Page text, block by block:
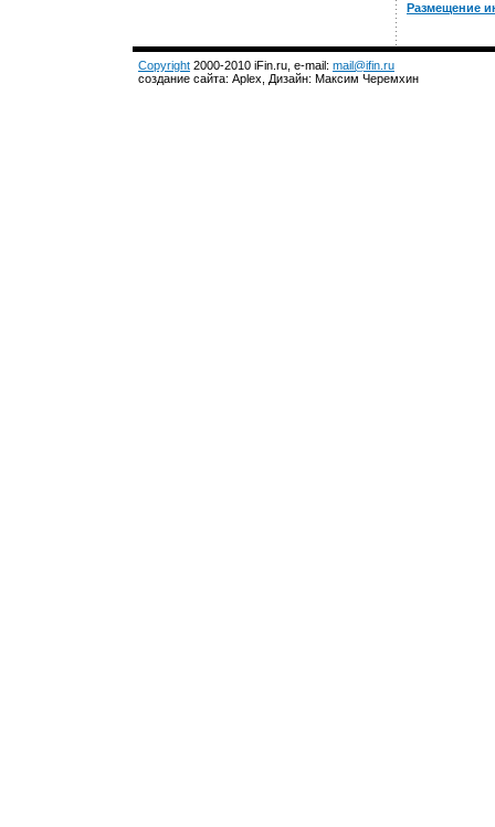
Размещение
Copyright 2000-2010 iFin.ru, e-mail: mail@ifin.ru
создание сайта: Aplex, Дизайн: Максим Черемхин